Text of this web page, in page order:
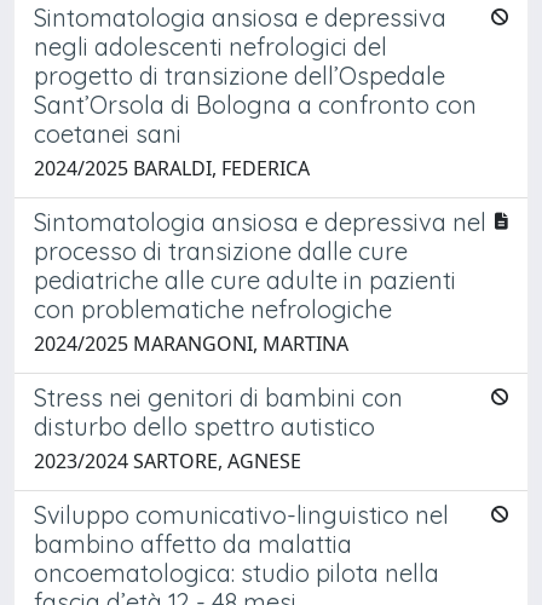
Sintomatologia ansiosa e depressiva
negli adolescenti nefrologici del
progetto di transizione dell’Ospedale
Sant’Orsola di Bologna a confronto con
coetanei sani
2024/2025 BARALDI, FEDERICA
Sintomatologia ansiosa e depressiva nel
processo di transizione dalle cure
pediatriche alle cure adulte in pazienti
con problematiche nefrologiche
2024/2025 MARANGONI, MARTINA
Stress nei genitori di bambini con
disturbo dello spettro autistico
2023/2024 SARTORE, AGNESE
Sviluppo comunicativo-linguistico nel
bambino affetto da malattia
oncoematologica: studio pilota nella